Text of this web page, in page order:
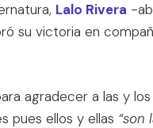
Lalo Rivera -
su victoria en
agradecer a las y
pues ellos y ellas “son